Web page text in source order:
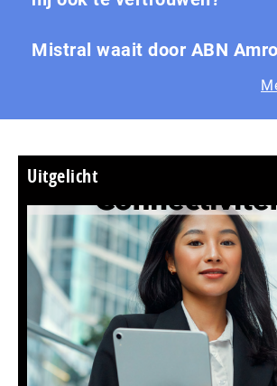
Mistral waait door ABN Amro
Uitgelicht